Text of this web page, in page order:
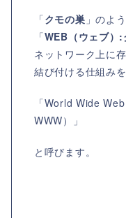
「クモの巣 」のよ
「WEB（ウェブ）:
ネットワーク上に
結び付ける仕組みを
「World Wide Web
WWW）
」
と呼びます。